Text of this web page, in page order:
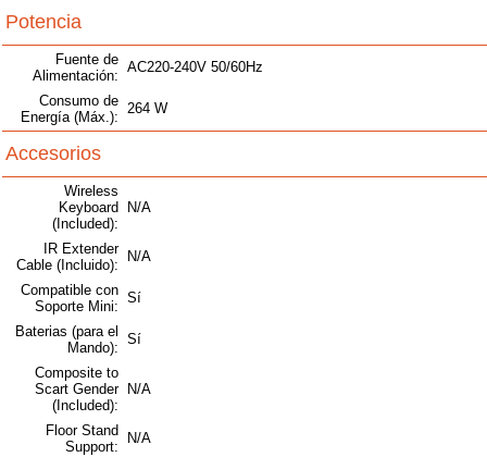
Potencia
Fuente de
Alimentación:
AC220-240V 50/60Hz
Consumo de
Energía (Máx.):
264 W
Accesorios
Wireless
Keyboard
(Included):
N/A
IR Extender
Cable (Incluido):
N/A
Compatible con
Soporte Mini:
Sí
Baterias (para el
Mando):
Sí
Composite to
Scart Gender
(Included):
N/A
Floor Stand
Support:
N/A